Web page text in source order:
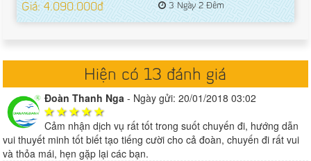
Giá: 4.090.000đ 3 Ngày 2 Đêm
Hiện có 13 đánh giá
Đoàn Thanh Nga - Ngày gửi: 20/01/2018 03:02
Cảm nhận dịch vụ rất tốt trong suốt chuyến đi, hướng dẫn
vui thuyết minh tốt biết tạo tiếng cười cho cả đoàn, chuyến đi rất vui
và thỏa mái, hẹn gặp lại các bạn.